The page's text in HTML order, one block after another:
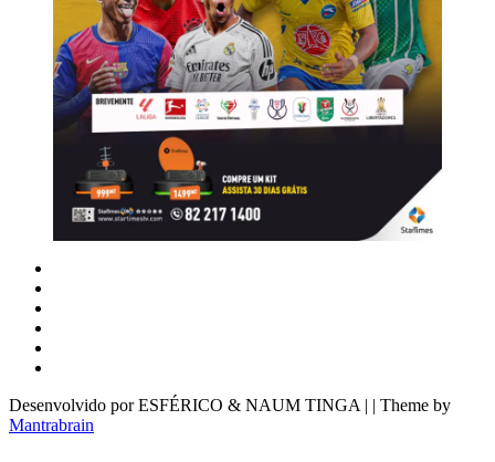
Desenvolvido por ESFÉRICO & NAUM TINGA | | Theme by
Mantrabrain